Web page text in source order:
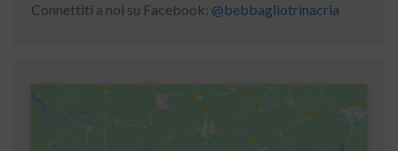
Connettiti a noi su Facebook: @bebbagliotrinacria